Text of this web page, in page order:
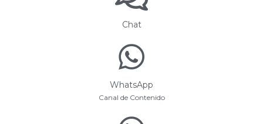
Chat
WhatsApp
Canal de Contenido